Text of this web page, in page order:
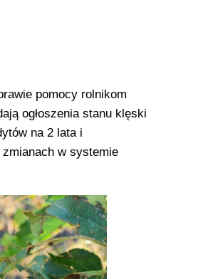
pomocy rolnikom
ogłoszenia stanu klęski
na 2 lata i
w systemie